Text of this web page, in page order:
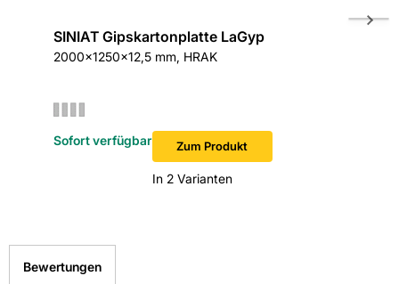
SINIAT Gipskartonplatte LaGyp
2000x1250x12,5 mm, HRAK
Zum Produkt
In 2 Varianten
Sofort verfügbar
Bewertungen